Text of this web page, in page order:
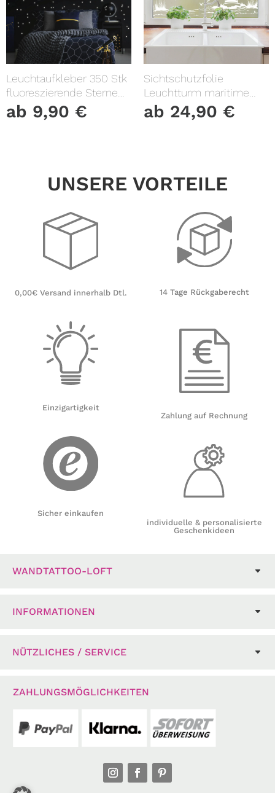
Leuchtaufkleber 350 Stk
fluoreszierende Sterne
und Punkte leuchten im
Dunklen Kinderzimmer
ab 9,90 €
Sichtschutzfolie
Leuchtturm maritime
Fensterfolie Fensterdeko
Milchglasfolie
ab 24,90 €
UNSERE VORTEILE
0,00€ Versand innerhalb Dtl.
Einzigartigkeit
Sicher einkaufen
14 Tage Rückgaberecht
Zahlung auf Rechnung
individuelle & personalisierte
Geschenkideen
WANDTATTOO-LOFT
INFORMATIONEN
NÜTZLICHES / SERVICE
ZAHLUNGSMÖGLICHKEITEN